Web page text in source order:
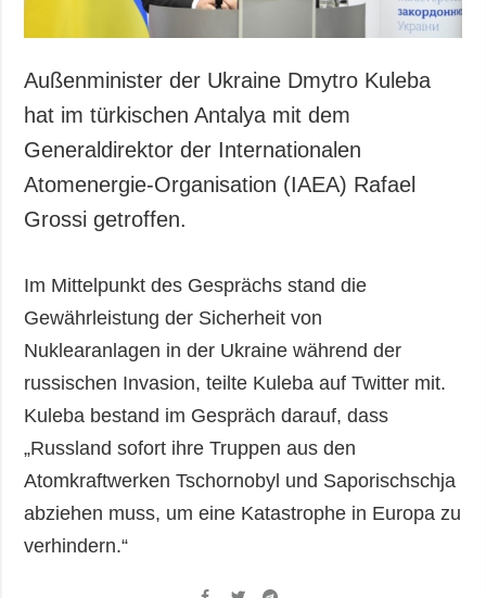
Fotos
Video
Außenminister der Ukraine Dmytro Kuleba
hat im türkischen Antalya mit dem
Generaldirektor der Internationalen
Atomenergie-Organisation (IAEA) Rafael
Grossi getroffen.
Im Mittelpunkt des Gesprächs stand die
Gewährleistung der Sicherheit von
Nuklearanlagen in der Ukraine während der
russischen Invasion, teilte Kuleba auf Twitter mit.
Kuleba bestand im Gespräch darauf, dass
„Russland sofort ihre Truppen aus den
Atomkraftwerken Tschornobyl und Saporischschja
abziehen muss, um eine Katastrophe in Europa zu
verhindern.“